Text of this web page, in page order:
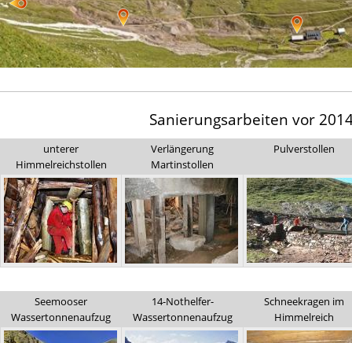
Sanierungsarbeiten vor
unterer
Himmelreichstollen
Verlängerung
Martinstollen
Pulverstollen
Seemooser
Wassertonnenaufzug
14-Nothelfer-
Wassertonnenaufzug
Schneekragen im
Himmelreich